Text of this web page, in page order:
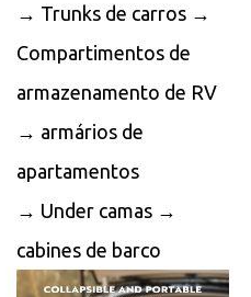
→ Trunks de carros →
Compartimentos de
armazenamento de RV
→ armários de
apartamentos
→ Under camas →
cabines de barco